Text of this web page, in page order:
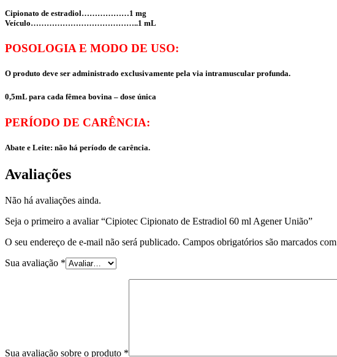
Cipionato de estradiol………………1 mg
Veículo…………………………………..1 mL
POSOLOGIA E MODO DE USO:
O produto deve ser administrado exclusivamente pela via intramuscular profunda.
0,5mL para cada fêmea bovina – dose única
PERÍODO DE CARÊNCIA:
Abate e Leite: não há período de carência.
Avaliações
Não há avaliações ainda.
Seja o primeiro a avaliar “Cipiotec Cipionato de Estradiol 60 ml Agener União”
O seu endereço de e-mail não será publicado. Campos obrigatórios são marcados com
Sua avaliação *
Sua avaliação sobre o produto *